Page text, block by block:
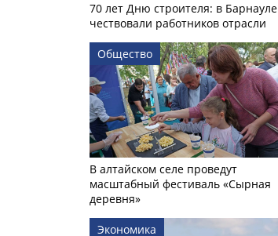
70 лет Дню строителя: в Барнауле
чествовали работников отрасли
Общество
В алтайском селе проведут
масштабный фестиваль «Сырная
деревня»
Экономика